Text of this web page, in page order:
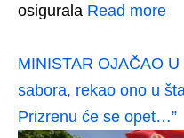
osigurala Read more
MINISTAR OJAČAO
sabora, rekao ono u
Prizrenu će se opet…”